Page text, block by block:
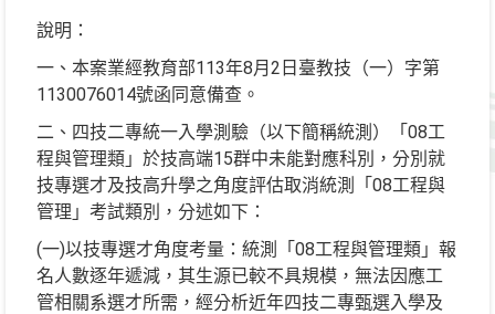
說明：
一、本案業經教育部113年8月2日臺教技（一）字第
1130076014號函同意備查。
二、四技二專統一入學測驗（以下簡稱統測）「08工
程與管理類」於技高端15群中未能對應科別，分別就
技專選才及技高升學之角度評估取消統測「08工程與
管理」考試類別，分述如下：
(一)以技專選才角度考量：統測「08工程與管理類」報
名人數逐年遞減，其生源已較不具規模，無法因應工
管相關系選才所需，經分析近年四技二專甄選入學及